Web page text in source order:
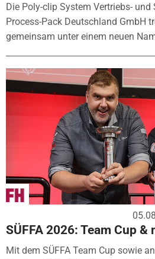
Die Poly-clip System Vertriebs- und
Process-Pack Deutschland GmbH
gemeinsam unter einem neuen
SÜFFA 2026: Team Cup &
Mit dem SÜFFA Team Cup sowie